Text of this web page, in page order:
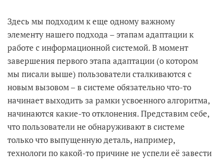
Здесь мы подходим к еще одному важному
элементу нашего подхода – этапам адаптации к
работе с информационной системой. В момент
завершения первого этапа адаптации (о котором
мы писали выше) пользователи сталкиваются с
новым вызовом – в системе обязательно что-то
начинает выходить за рамки усвоенного алгоритма,
начинаются какие-то отклонения. Представим себе,
что пользователи не обнаруживают в системе
только что выпущенную деталь, например,
технологи по какой-то причине не успели её завести